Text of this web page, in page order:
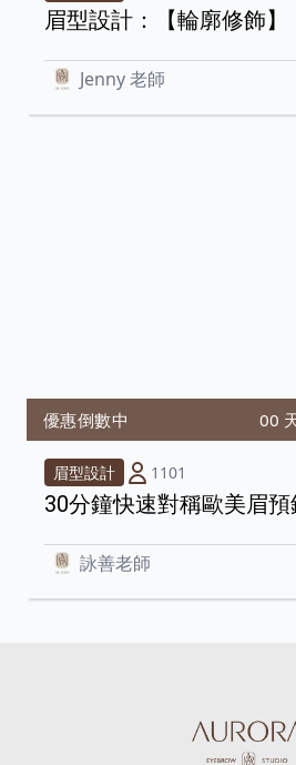
眉型設計：【輪廓修飾】
Jenny 老師
優惠倒數中 00
眉型設計 1101
30分鐘快速對稱歐美眉預
詠善老師